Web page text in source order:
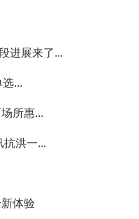
进展来了...
...
所惠...
洪一...
体验